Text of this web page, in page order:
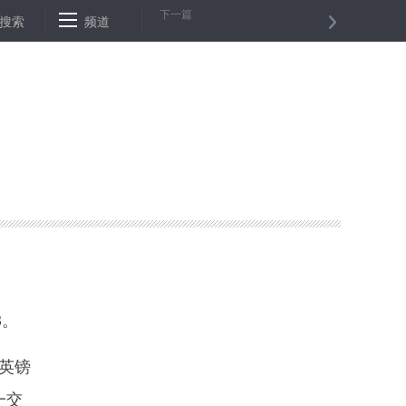
美元指数4日上涨 纽约油价4日下跌 美元指数4日上涨
搜索 频道 下一篇
镑
交